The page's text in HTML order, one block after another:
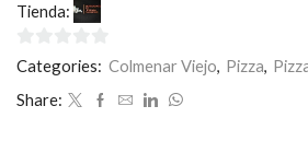
Tienda:
0
5
Categories: Colmenar Viejo, Pizza,
Share: